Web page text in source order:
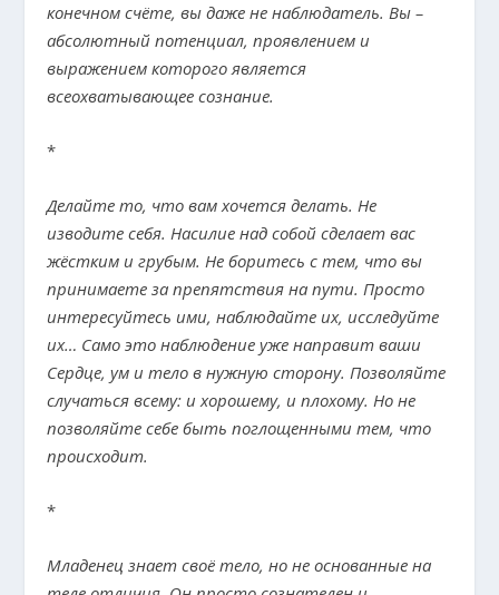
конечном счёте, вы даже не наблюдатель. Вы –
абсолютный потенциал, проявлением и
выражением которого является
всеохватывающее сознание.
*
Делайте то, что вам хочется делать. Не
изводите себя. Насилие над собой сделает вас
жёстким и грубым. Не боритесь с тем, что вы
принимаете за препятствия на пути. Просто
интересуйтесь ими, наблюдайте их, исследуйте
их… Само это наблюдение уже направит ваши
Сердце, ум и тело в нужную сторону. Позволяйте
случаться всему: и хорошему, и плохому. Но не
позволяйте себе быть поглощенными тем, что
происходит.
*
Младенец знает своё тело, но не основанные на